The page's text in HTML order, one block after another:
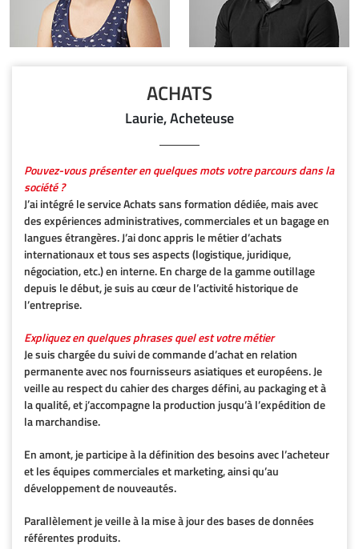
ACHATS
Laurie, Acheteuse
Pouvez-vous présenter en quelques mots votre parcours dans la
société ?
J’ai intégré le service Achats sans formation dédiée, mais avec
des expériences administratives, commerciales et un bagage en
langues étrangères. J’ai donc appris le métier d’achats
internationaux et tous ses aspects (logistique, juridique,
négociation, etc.) en interne. En charge de la gamme outillage
depuis le début, je suis au cœur de l’activité historique de
l’entreprise.
Expliquez en quelques phrases quel est votre métier
Je suis chargée du suivi de commande d’achat en relation
permanente avec nos fournisseurs asiatiques et européens. Je
veille au respect du cahier des charges défini, au packaging et à
la qualité, et j’accompagne la production jusqu’à l’expédition de
la marchandise.
En amont, je participe à la définition des besoins avec l’acheteur
et les équipes commerciales et marketing, ainsi qu’au
développement de nouveautés.
Parallèlement je veille à la mise à jour des bases de données
référentes produits.